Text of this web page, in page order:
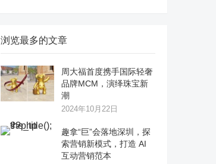
浏览最多的文章
周大福首度携手国际轻奢
品牌MCM，演绎珠宝新
潮
2024年10月22日
趣拿“巨”会落地深圳，探
索营销新模式，打造 AI
互动营销范本